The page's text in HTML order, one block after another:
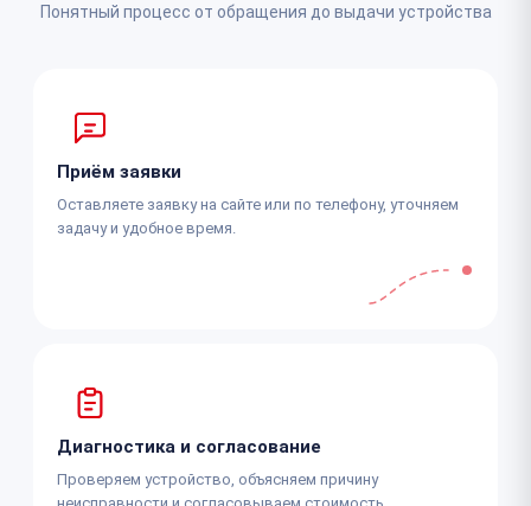
Понятный процесс от обращения до выдачи устройства
Приём заявки
Оставляете заявку на сайте или по телефону, уточняем
задачу и удобное время.
Диагностика и согласование
Проверяем устройство, объясняем причину
неисправности и согласовываем стоимость.